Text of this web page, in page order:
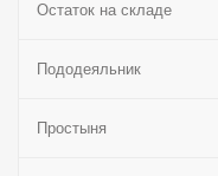
Остаток на складе
Пододеяльник
Простыня